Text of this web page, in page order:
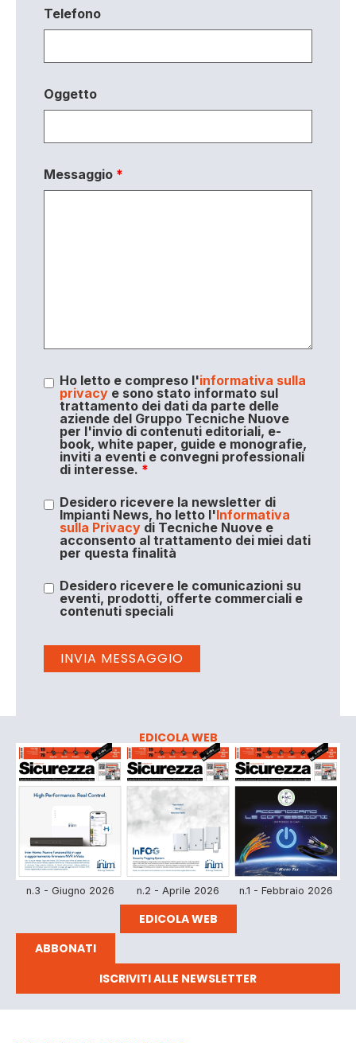
Telefono
Oggetto
Messaggio *
Ho letto e compreso l'informativa sulla
privacye sono stato informato sul
trattamento dei dati da parte delle
aziende del Gruppo Tecniche Nuove
per l'invio di contenuti editoriali, e-
book, white paper, guide e monografie,
inviti a eventi e convegni professionali
di interesse. *
Desidero ricevere la newsletter di
Impianti News, ho letto l'Informativa
sulla Privacydi Tecniche Nuove e
acconsento al trattamento dei miei dati
per questa finalità
Desidero ricevere le comunicazioni su
eventi, prodotti, offerte commerciali e
contenuti speciali
EDICOLA WEB
n.3 - Giugno 2026 n.2 - Aprile 2026 n.1 - Febbraio 2026
EDICOLA WEB
ABBONATI
ISCRIVITI ALLE NEWSLETTER